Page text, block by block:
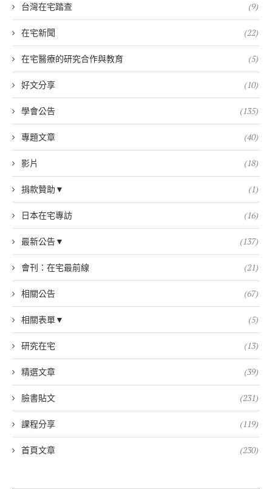
台灣在宅踏查 (9)
在宅新聞 (22)
在宅醫療的研究合作與教育 (5)
好文分享 (10)
學會公告 (135)
專題文章 (40)
影片 (18)
捐款贊助▼ (1)
日本在宅專訪 (16)
最新公告▼ (137)
會刊：在宅最前線 (21)
相關公告 (67)
相關表單▼ (5)
研究在宅 (13)
精選文章 (39)
臉書貼文 (231)
課程分享 (119)
首頁文章 (230)